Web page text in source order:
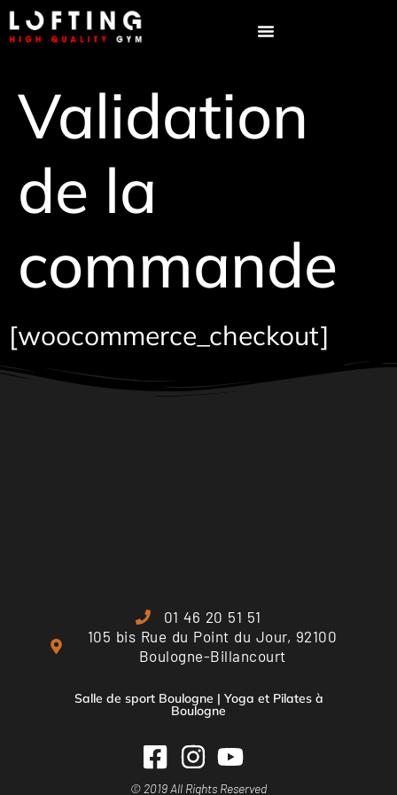
principal
Validation
de la
commande
[woocommerce_checkout]
01 46 20 51 51
105 bis Rue du Point du Jour, 92100
Boulogne-Billancourt
Salle de sport Boulogne | Yoga et Pilates à
Boulogne
© 2019 All Rights Reserved